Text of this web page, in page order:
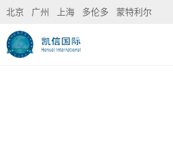
北京 广州 上海 多伦多 蒙特利尔